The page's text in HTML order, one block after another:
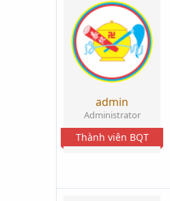
admin
Administrator
Thành viên BQT